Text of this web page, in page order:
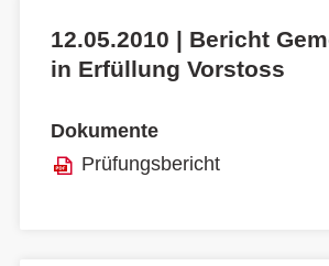
12.05.2010 | Bericht
in Erfüllung Vorstoss
Dokumente
Prüfungsbericht